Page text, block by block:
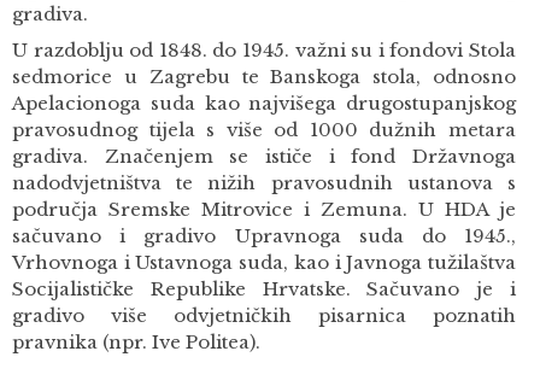
gradiva.
U razdoblju od 1848. do 1945. važni su i fondovi Stola
sedmorice u Zagrebu te Banskoga stola, odnosno
Apelacionoga suda kao najvišega drugostupanjskog
pravosudnog tijela s više od 1000 dužnih metara
gradiva. Značenjem se ističe i fond Državnoga
nadodvjetništva te nižih pravosudnih ustanova s
područja Sremske Mitrovice i Zemuna. U HDA je
sačuvano i gradivo Upravnoga suda do 1945.,
Vrhovnoga i Ustavnoga suda, kao i Javnoga tužilaštva
Socijalističke Republike Hrvatske. Sačuvano je i
gradivo više odvjetničkih pisarnica poznatih
pravnika (npr. Ive Politea).